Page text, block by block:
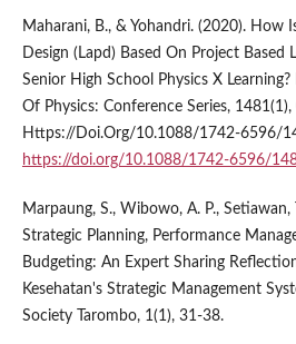
Maharani, B., & Yohandri. (2020). How
Design (Lapd) Based On Project Based
Senior High School Physics X
Of Physics: Conference Series,
Https://Doi.Org/10.1088/1742-6596/
https://doi.org/10.1088/1742-6596/
Marpaung, S., Wibowo, A. P.,
Strategic Planning, Performance
Budgeting: An Expert Sharing
Kesehatan's Strategic Management
Society Tarombo, 1(1), 31-38.